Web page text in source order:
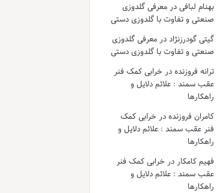
بهنام لبافیدر معرفی گلدوزی
صنعتی و تفاوت با گلدوزی دستی
گیتی گودرزنژاددر معرفی گلدوزی
صنعتی و تفاوت با گلدوزی دستی
ترانه فروزندهدر خرابی کمک فنر
عقب سمند : علائم دلایل و
راهکارها
کامران فروزندهدر خرابی کمک
فنر عقب سمند : علائم دلایل و
راهکارها
فهیم کامکار در خرابی کمک فنر
عقب سمند : علائم دلایل و
راهکارها